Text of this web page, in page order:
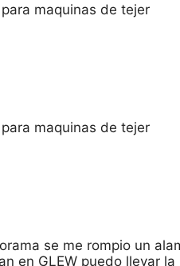
maquinas de tejer
maquinas de tejer
se me rompio un
en GLEW puedo llevar la